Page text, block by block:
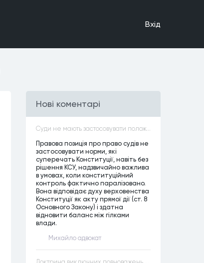
Вхiд
Нові коментарі
Суди не мають застосовувати положення законів, які не відповідають Конституції, незалежно від того, чи визнавалися вони Конституційним Судом України неконституційними, тобто закони, що суперечать Конституції України не можуть застосовуватися навіть у випадках, коли вони є чинними
Правова позиція про право судів не
застосовувати норми, які
суперечать Конституції, навіть без
рішення КСУ, надзвичайно важлива
в умовах, коли конституційний
контроль фактично паралізовано.
Вона відповідає духу верховенства
Конституції як акту прямої дії (ст. 8
Основного Закону) і здатна
відновити баланс між гілками
влади.
Михайло адвокат